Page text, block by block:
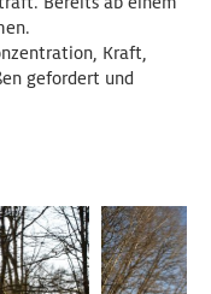
Kraft,
gefordert und